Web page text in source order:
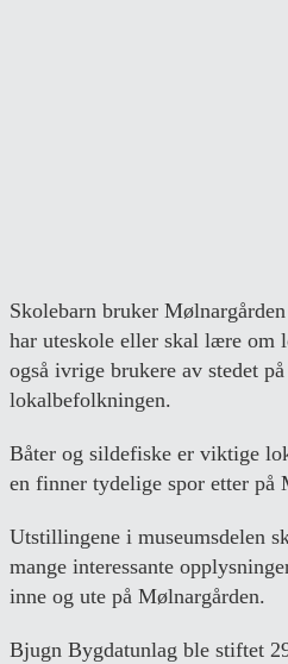
Skolebarn bruker
har uteskole eller skal lære om
også ivrige brukere av stedet
lokalbefolkningen.
Båter og sildefiske er viktige
en finner tydelige spor etter på
Utstillingene i museumsdelen
mange interessante
inne og ute på Mølnargården.
Bjugn Bygdatunlag ble stiftet